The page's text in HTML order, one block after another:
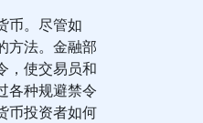
币。尽管如
方法。金融部
，使交易员和
各种规避禁令
币投资者如何